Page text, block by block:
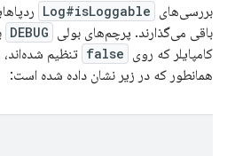
بررسی‌های Log#isLoggable
باقی می‌گذارند. پرچم‌های بولی DEBUG
کامپایلر که روی false تنظیم شده‌اند،
همانطور که در زیر نشان داده شده است: